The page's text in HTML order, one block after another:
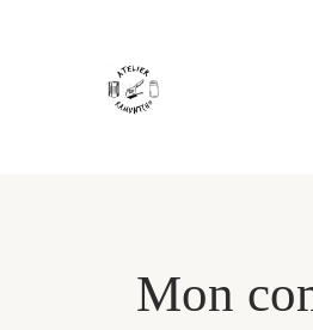
Mon
COFFRETS CADEAUX